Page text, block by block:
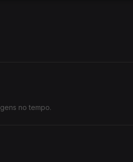
no tempo.